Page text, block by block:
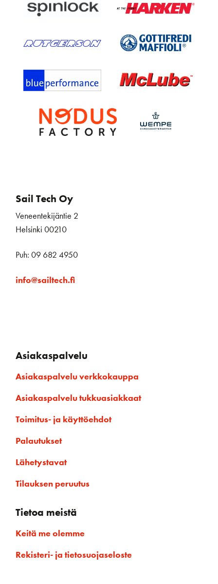
Sail Tech Oy
Veneentekijäntie 2
Helsinki 00210
Puh: 09 682 4950
info@sailtech.fi
Asiakaspalvelu
Asiakaspalvelu verkkokauppa
Asiakaspalvelu tukkuasiakkaat
Toimitus- ja käyttöehdot
Palautukset
Lähetystavat
Tilauksen peruutus
Tietoa meistä
Keitä me olemme
Rekisteri- ja tietosuojaseloste